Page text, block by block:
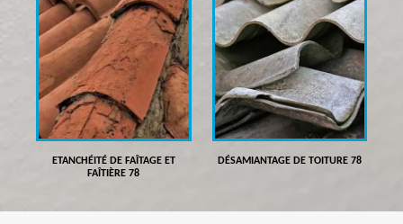
ETANCHÉITÉ DE FAÎTAGE ET
FAÎTIÈRE 78
DÉSAMIANTAGE DE TOITURE 78